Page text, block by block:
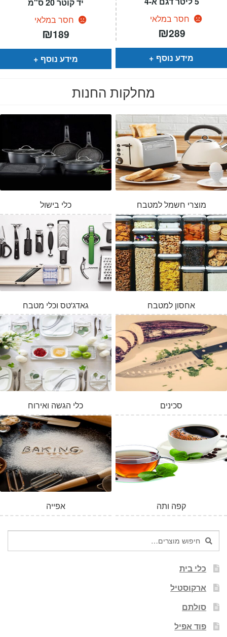
יד קוטר 20 ס"מ
חסר במלאי
₪189
מידע נוסף
חסר במלאי
₪289
מידע נוסף
מחלקות החנות
כלי בישול מוצרי חשמל למטבח
גאדג'טס וכלי מטבח אחסון למטבח
כלי הגשה ואירוח סכינים
אפייה קפה ותה
חיפוש
עבור:
חיפוש
כלי בית
ארקוסטיל
סולתם
פוד אפיל